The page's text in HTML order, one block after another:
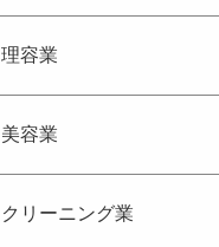
理容業
美容業
クリーニング業